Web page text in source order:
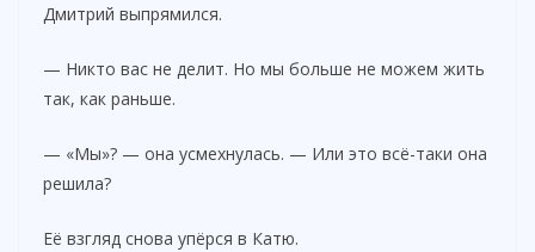
Дмитрий выпрямился.
— Никто вас не делит. Но мы больше не можем жить
так, как раньше.
— «Мы»? — она усмехнулась. — Или это всё-таки она
решила?
Её взгляд снова упёрся в Катю.